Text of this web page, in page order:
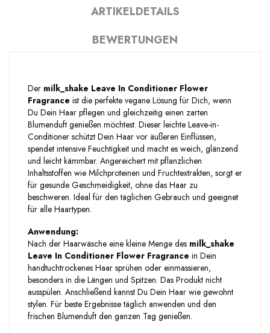
ARTIKELDETAILS
BEWERTUNGEN
Der milk_shake Leave In Conditioner Flower
Fragrance ist die perfekte vegane Lösung für Dich, wenn
Du Dein Haar pflegen und gleichzeitig einen zarten
Blumenduft genießen möchtest. Dieser leichte Leave-in-
Conditioner schützt Dein Haar vor äußeren Einflüssen,
spendet intensive Feuchtigkeit und macht es weich, glänzend
und leicht kämmbar. Angereichert mit pflanzlichen
Inhaltsstoffen wie Milchproteinen und Fruchtextrakten, sorgt er
für gesunde Geschmeidigkeit, ohne das Haar zu
beschweren. Ideal für den täglichen Gebrauch und geeignet
für alle Haartypen.
Anwendung:
Nach der Haarwäsche eine kleine Menge des milk_shake
Leave In Conditioner Flower Fragrance in Dein
handtuchtrockenes Haar sprühen oder einmassieren,
besonders in die Längen und Spitzen. Das Produkt nicht
ausspülen. Anschließend kannst Du Dein Haar wie gewohnt
stylen. Für beste Ergebnisse täglich anwenden und den
frischen Blumenduft den ganzen Tag genießen.